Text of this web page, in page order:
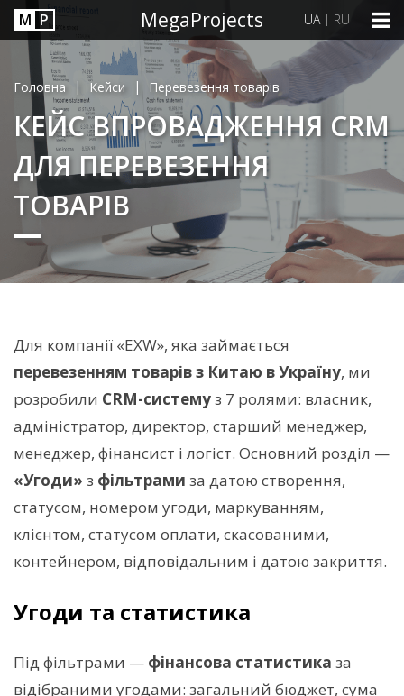
М P MegaProjects UA | RU
КЕЙС ВПРОВАДЖЕННЯ CRM
ДЛЯ ПЕРЕВЕЗЕННЯ
ТОВАРІВ
Головна | Кейси | Перевезення товарів
Для компанії «EXW», яка займається
перевезенням товарів з Китаю в Україну, ми
розробили CRM-системуз 7 ролями: власник,
адміністратор, директор, старший менеджер,
менеджер, фінансист і логіст. Основний розділ —
«Угоди» з фільтрами за датою створення,
статусом, номером угоди, маркуванням,
клієнтом, статусом оплати, скасованими,
контейнером, відповідальним і датою закриття.
Угоди та статистика
Під фільтрами — фінансова статистика за
відібраними угодами: загальний бюджет, сума